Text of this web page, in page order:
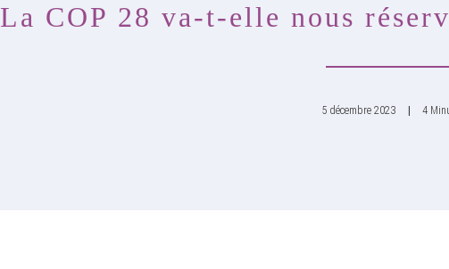
La COP 28 va-t-elle nous
5 décembre 2023 4